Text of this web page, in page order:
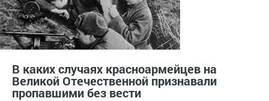
В каких случаях красноармейцев на
Великой Отечественной признавали
пропавшими без вести